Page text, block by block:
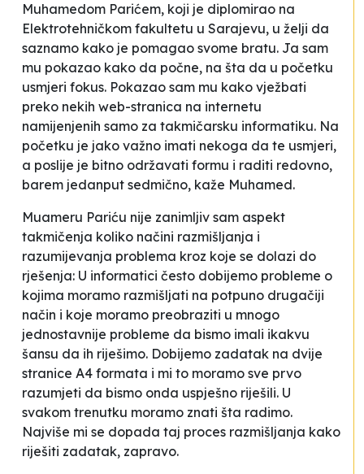
Muhamedom Parićem, koji je diplomirao na
Elektrotehničkom fakultetu u Sarajevu, u želji da
saznamo kako je pomagao svome bratu. Ja sam
mu pokazao kako da počne, na šta da u početku
usmjeri fokus. Pokazao sam mu kako vježbati
preko nekih web-stranica na internetu
namijenjenih samo za takmičarsku informatiku. Na
početku je jako važno imati nekoga da te usmjeri,
a poslije je bitno održavati formu i raditi redovno,
barem jedanput sedmično, kaže Muhamed.
Muameru Pariću nije zanimljiv sam aspekt
takmičenja koliko načini razmišljanja i
razumijevanja problema kroz koje se dolazi do
rješenja: U informatici često dobijemo probleme o
kojima moramo razmišljati na potpuno drugačiji
način i koje moramo preobraziti u mnogo
jednostavnije probleme da bismo imali ikakvu
šansu da ih riješimo. Dobijemo zadatak na dvije
stranice A4 formata i mi to moramo sve prvo
razumjeti da bismo onda uspješno riješili. U
svakom trenutku moramo znati šta radimo.
Najviše mi se dopada taj proces razmišljanja kako
riješiti zadatak, zapravo.